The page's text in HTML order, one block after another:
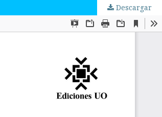
Descargar